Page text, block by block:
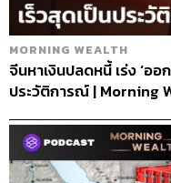
MORNING WEALTH
จีนหาเงินปลดหนี้ เร่ง ‘อ
ประวัติการณ์ | Morning